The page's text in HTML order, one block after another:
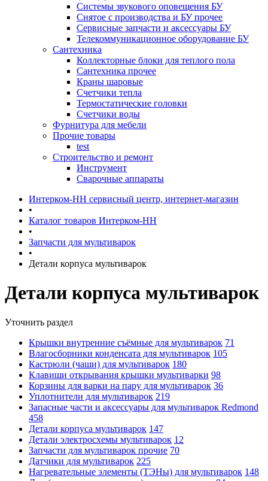
Системы звукового оповещения БУ
Снятое с производства и БУ прочее
Сервисные запчасти и аксессуары БУ
Телекоммуникационное оборудование БУ
Сантехника
Коллекторные блоки для теплого пола
Сантехника прочее
Краны шаровые
Счетчики тепла
Термоcтатические головки
Счетчики воды
Фурнитура для мебели
Прочие товары
test
Строительство и ремонт
Инструмент
Сварочные аппараты
Интерком-НН сервисный центр, интернет-магазин
•
Каталог товаров Интерком-НН
•
Запчасти для мультиварок
•
Детали корпуса мультиварок
Детали корпуса мультиварок
Уточнить раздел
Крышки внутренние съёмные для мультиварок 71
Влагосборники конденсата для мультиварок 105
Кастрюли (чаши) для мультиварок 180
Клавиши открывания крышки мультиварки 98
Корзины для варки на пару для мультиварок 36
Уплотнители для мультиварок 219
Запасные части и аксессуары для мультиварок Redmond
458
Детали корпуса мультиварок 147
Детали электросхемы мультиварок 12
Запчасти для мультиварок прочие 70
Датчики для мультиварок 225
Нагревательные элементы (ТЭНы) для мультиварок 148